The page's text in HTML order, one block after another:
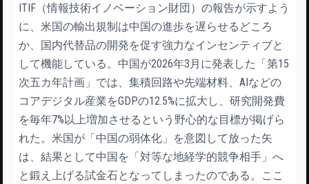
ITIF（情報技術イノベーション財団）の報告が示すよう
に、米国の輸出規制は中国の進歩を遅らせるどころ
か、国内代替品の開発を促す強力なインセンティブと
して機能している。中国が2026年3月に発表した「第15
次五カ年計画」では、集積回路や先端材料、AIなどの
コアデジタル産業をGDPの12.5%に拡大し、研究開発費
を毎年7%以上増加させるという野心的な目標が掲げら
れた。米国が「中国の弱体化」を意図して放った矢
は、結果として中国を「対等な地経学的競争相手」へ
と鍛え上げる試金石となってしまったのである。ここ